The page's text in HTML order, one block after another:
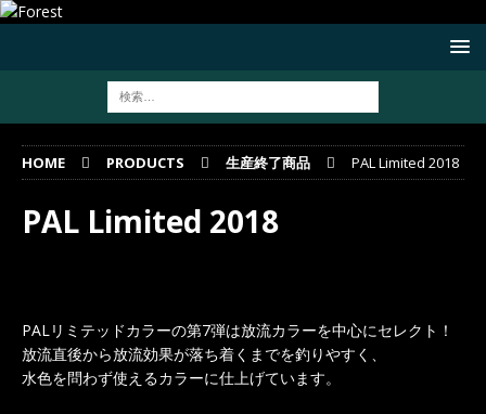
HOME PRODUCTS 生産終了商品 PAL Limited 2018
PAL Limited 2018
PALリミテッドカラーの第7弾は放流カラーを中心にセレクト！
放流直後から放流効果が落ち着くまでを釣りやすく、
水色を問わず使えるカラーに仕上げています。